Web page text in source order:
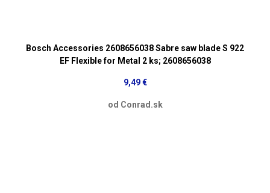
Bosch Accessories 2608656038 Sabre saw blade S 922
EF Flexible for Metal 2 ks; 2608656038
9,49 €
od Conrad.sk